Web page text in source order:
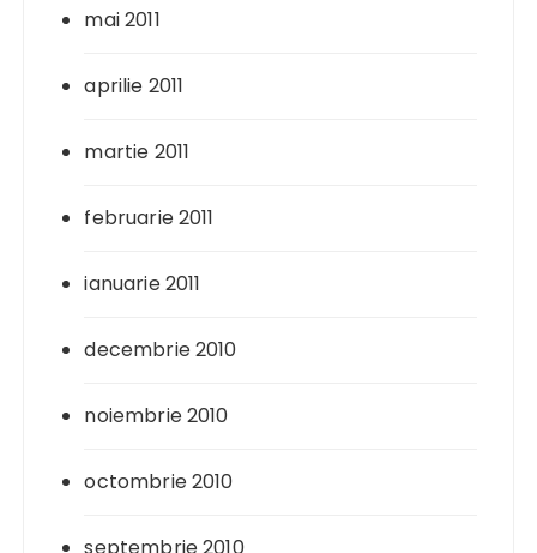
mai 2011
aprilie 2011
martie 2011
februarie 2011
ianuarie 2011
decembrie 2010
noiembrie 2010
octombrie 2010
septembrie 2010